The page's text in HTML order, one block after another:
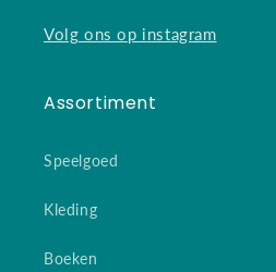
Volg ons op instagram
Assortiment
Speelgoed
Kleding
Boeken